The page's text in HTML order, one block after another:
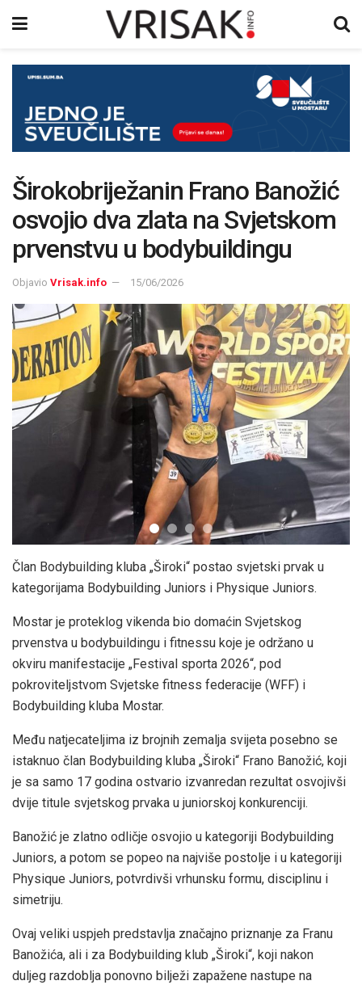
Širokobriježanin Frano Banožić
osvojio dva zlata na Svjetskom
prvenstvu u bodybuildingu
Objavio Vrisak.info 15/06/2026
Član Bodybuilding kluba „Široki“ postao svjetski prvak u
kategorijama Bodybuilding Juniors i Physique Juniors.
Mostar je proteklog vikenda bio domaćin Svjetskog
prvenstva u bodybuildingu i fitnessu koje je održano u
okviru manifestacije „Festival sporta 2026“, pod
pokroviteljstvom Svjetske fitness federacije (WFF) i
Bodybuilding kluba Mostar.
Među natjecateljima iz brojnih zemalja svijeta posebno se
istaknuo član Bodybuilding kluba „Široki“ Frano Banožić, koji
je sa samo 17 godina ostvario izvanredan rezultat osvojivši
dvije titule svjetskog prvaka u juniorskoj konkurenciji.
Banožić je zlatno odličje osvojio u kategoriji Bodybuilding
Juniors, a potom se popeo na najviše postolje i u kategoriji
Physique Juniors, potvrdivši vrhunsku formu, disciplinu i
simetriju.
Ovaj veliki uspjeh predstavlja značajno priznanje za Franu
Banožića, ali i za Bodybuilding klub „Široki“, koji nakon
duljeg razdoblja ponovno bilježi zapažene nastupe na